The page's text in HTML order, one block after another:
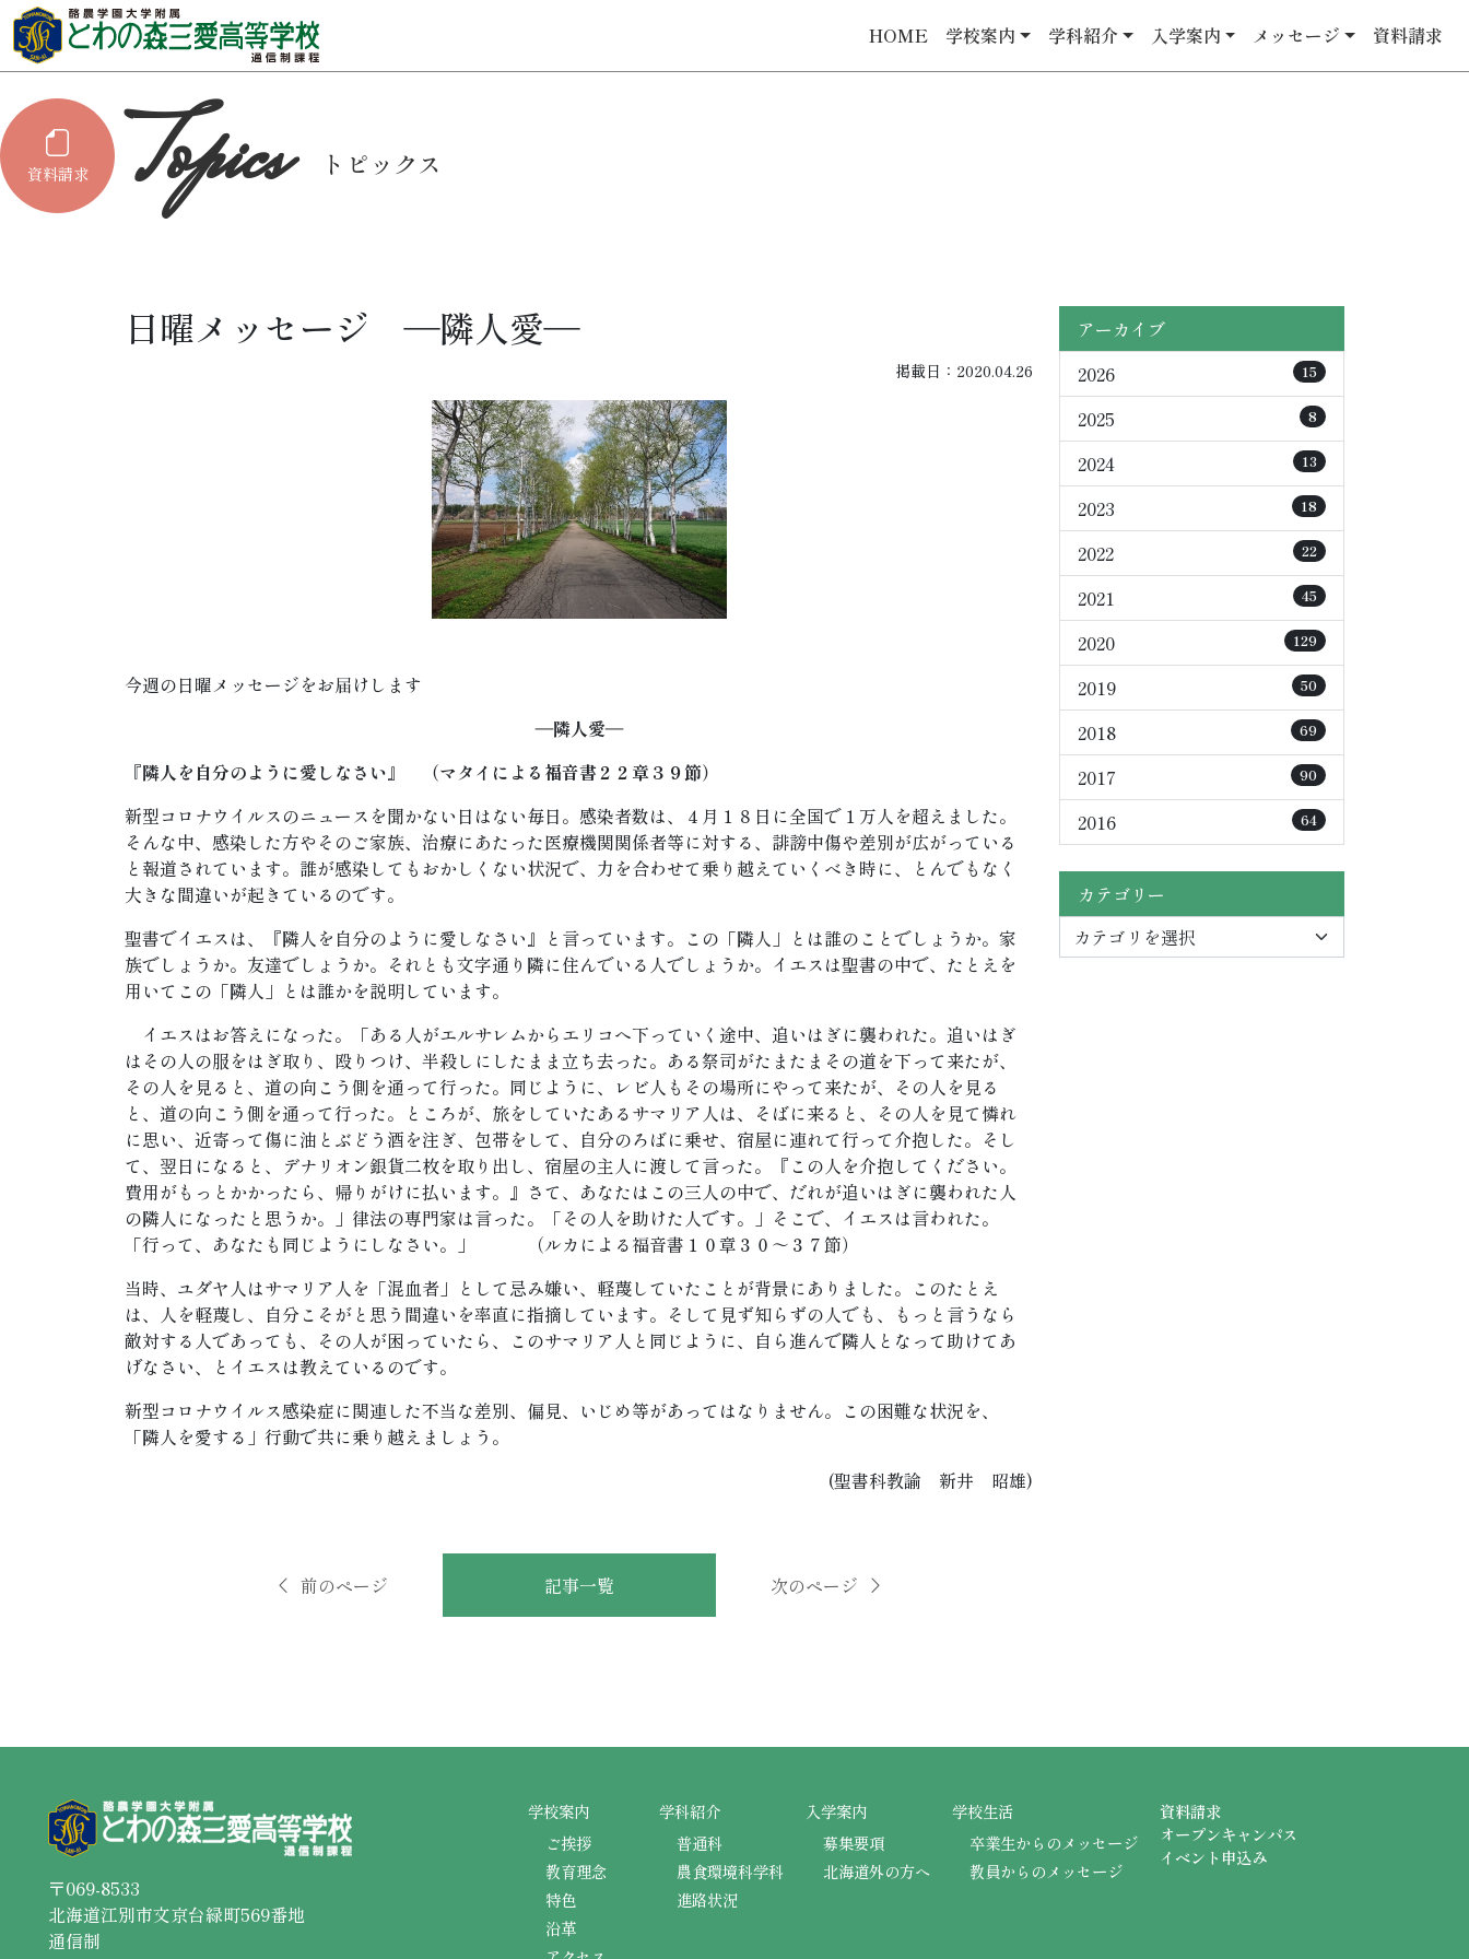
HOME 学校案内 学科紹介 入学案内 メッセージ 資料請求
トピックス
日曜メッセージ ―隣人愛―
掲載日：2020.04.26
今週の日曜メッセージをお届けします
―隣人愛―
『隣人を自分のように愛しなさい』 （マタイによる福音書２２章３９節）
新型コロナウイルスのニュースを聞かない日はない毎日。感染者数は、４月１８日に全国で１万人を超えました。
そんな中、感染した方やそのご家族、治療にあたった医療機関関係者等に対する、誹謗中傷や差別が広がっている
と報道されています。誰が感染してもおかしくない状況で、力を合わせて乗り越えていくべき時に、とんでもなく
大きな間違いが起きているのです。
聖書でイエスは、『隣人を自分のように愛しなさい』と言っています。この「隣人」とは誰のことでしょうか。家
族でしょうか。友達でしょうか。それとも文字通り隣に住んでいる人でしょうか。イエスは聖書の中で、たとえを
用いてこの「隣人」とは誰かを説明しています。
イエスはお答えになった。「ある人がエルサレムからエリコへ下っていく途中、追いはぎに襲われた。追いはぎ
はその人の服をはぎ取り、殴りつけ、半殺しにしたまま立ち去った。ある祭司がたまたまその道を下って来たが、
その人を見ると、道の向こう側を通って行った。同じように、レビ人もその場所にやって来たが、その人を見る
と、道の向こう側を通って行った。ところが、旅をしていたあるサマリア人は、そばに来ると、その人を見て憐れ
に思い、近寄って傷に油とぶどう酒を注ぎ、包帯をして、自分のろばに乗せ、宿屋に連れて行って介抱した。そし
て、翌日になると、デナリオン銀貨二枚を取り出し、宿屋の主人に渡して言った。『この人を介抱してください。
費用がもっとかかったら、帰りがけに払います。』さて、あなたはこの三人の中で、だれが追いはぎに襲われた人
の隣人になったと思うか。」律法の専門家は言った。「その人を助けた人です。」そこで、イエスは言われた。
「行って、あなたも同じようにしなさい。」 （ルカによる福音書１０章３０～３７節）
当時、ユダヤ人はサマリア人を「混血者」として忌み嫌い、軽蔑していたことが背景にありました。このたとえ
は、人を軽蔑し、自分こそがと思う間違いを率直に指摘しています。そして見ず知らずの人でも、もっと言うなら
敵対する人であっても、その人が困っていたら、このサマリア人と同じように、自ら進んで隣人となって助けてあ
げなさい、とイエスは教えているのです。
新型コロナウイルス感染症に関連した不当な差別、偏見、いじめ等があってはなりません。この困難な状況を、
「隣人を愛する」行動で共に乗り越えましょう。
(聖書科教諭 新井 昭雄)
前のページ 記事一覧 次のページ
アーカイブ
2026
15
2025 8
2024 13
2023 18
2022 22
2021 45
2020 129
2019 50
2018 69
2017 90
2016 64
カテゴリー
〒069-8533
北海道江別市文京台緑町569番地
通信制
学校案内
ご挨拶
教育理念
特色
沿革
学科紹介
普通科
農食環境科学科
進路状況
入学案内
募集要項
北海道外の方へ
学校生活
卒業生からのメッセージ
教員からのメッセージ
資料請求
オープンキャンパス
イベント申込み
資料請求